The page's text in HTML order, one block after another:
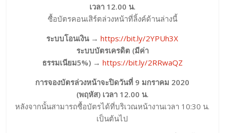
เวลา 12.00 น.
ซื้อบัตรคอนเสิร์ตล่วงหน้าที่ลิ้งค์ด้านล่างนี้
ระบบโอนเงิน→https://bit.ly/2YPUh3X
ระบบบัตรเครดิต (มีค่า
ธรรมเนียม5%)→ https://bit.ly/2RRwaQZ
การจองบัตรล่วงหน้าจะปิดวันที่ 9 มกราคม 2020
(พฤหัส) เวลา 12.00 น.
หลังจากนั้นสามารถซื้อบัตรได้ที่บริเวณหน้างานเวลา 10:30 น.
เป็นต้นไป